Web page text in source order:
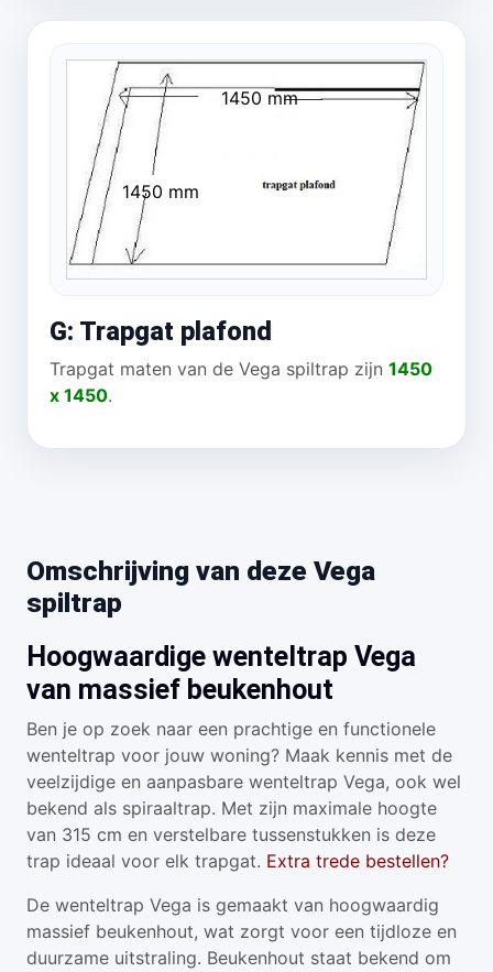
1450 mm
1450 mm
G: Trapgat plafond
Trapgat maten van de Vega spiltrap zijn 1450
x 1450.
Omschrijving van deze Vega
spiltrap
Hoogwaardige wenteltrap Vega
van massief beukenhout
Ben je op zoek naar een prachtige en functionele
wenteltrap voor jouw woning? Maak kennis met de
veelzijdige en aanpasbare wenteltrap Vega, ook wel
bekend als spiraaltrap. Met zijn maximale hoogte
van 315 cm en verstelbare tussenstukken is deze
trap ideaal voor elk trapgat. Extra trede bestellen?
De wenteltrap Vega is gemaakt van hoogwaardig
massief beukenhout, wat zorgt voor een tijdloze en
duurzame uitstraling. Beukenhout staat bekend om